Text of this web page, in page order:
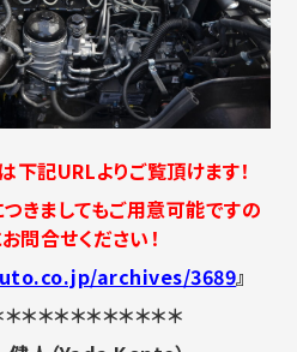
記URLよりご覧頂けます！
きましてもご用意可能ですの
問合せください！
archives/3689』
＊＊＊＊＊＊＊＊＊＊